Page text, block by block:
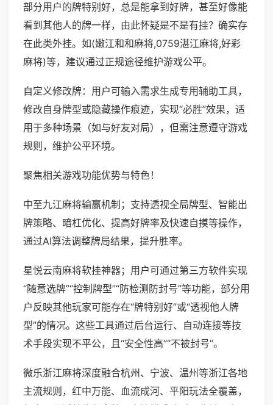
部分用户的牌特别好，总是能拿到好牌，甚至好像能
看到其他人的牌一样，由此怀疑是不是有挂？确实存
在此类外挂。如(嫩江和和麻将,0759湛江麻将,好彩
麻将)等，建议通过正规途径维护游戏公平。
自定义修改牌：用户可输入需求生成专用辅助工具，
修改自身牌型或隐藏操作痕迹，实现“必胜”效果，适
用于多种场景（如与好友对局），但需注意遵守游戏
规则，维护公平环境。
聚焦相关游戏功能优势与特色！
中至九江麻将输赢机制；支持透视全局牌型、智能出
牌策略、暗杠优化、提高好牌率及快速自摸等操作，
通过AI算法调整牌局结果，提升胜率。
星悦云南麻将软挂神器；用户可通过第三方软件实现
“随意选牌”“控制牌型”“防检测防封号”等功能，部分用
户反映其他玩家可能存在“牌特别好”或“透视他人牌
型”的情况。这些工具通过后台运行、自动连接等技
术手段实现不平公，且“安全性高”“不被封号”。
微乐浙江麻将深度融合杭州、宁波、温州等浙江各地
主流规则，红中万能、血流成河、平阳玩法全覆盖，